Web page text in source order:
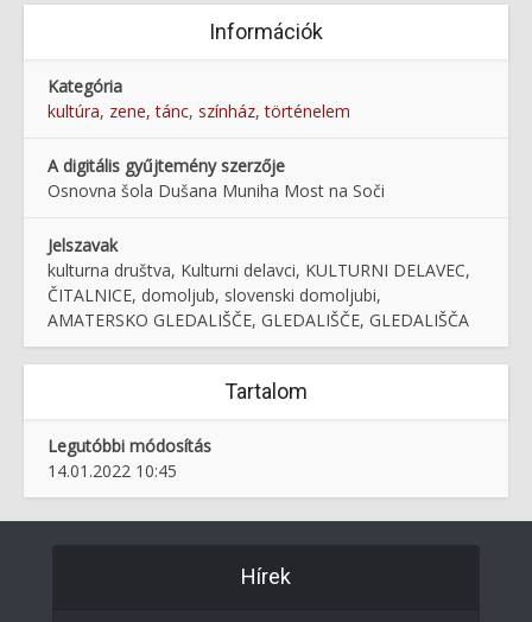
Információk
Kategória
kultúra, zene, tánc, színház,történelem
A digitális gyűjtemény szerzője
Osnovna šola Dušana Muniha Most na Soči
Jelszavak
kulturna društva, Kulturni delavci, KULTURNI DELAVEC,
ČITALNICE, domoljub, slovenski domoljubi,
AMATERSKO GLEDALIŠČE, GLEDALIŠČE, GLEDALIŠČA
Tartalom
Legutóbbi módosítás
14.01.2022 10:45
Hírek